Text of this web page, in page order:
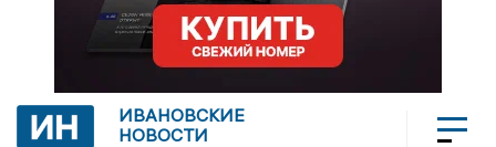
ИВАНОВСКИЕ
НОВОСТИ